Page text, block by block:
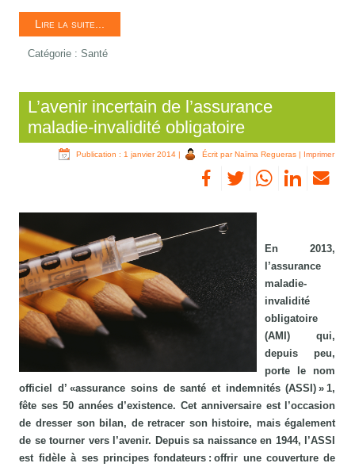
Lire la suite...
Catégorie :Santé
L’avenir incertain de l’assurance
maladie-invalidité obligatoire
Publication : 1 janvier 2014 | Écrit par Naïma Regueras | Imprimer
En 2013,
l’assurance
maladie-
invalidité
obligatoire
(AMI) qui,
depuis peu,
porte le nom
officiel d’ «assurance soins de santé et indemnités (ASSI) » 1,
fête ses 50 années d’existence. Cet anniversaire est l’occasion
de dresser son bilan, de retracer son histoire, mais également
de se tourner vers l’avenir. Depuis sa naissance en 1944, l’ASSI
est fidèle à ses principes fondateurs : offrir une couverture de